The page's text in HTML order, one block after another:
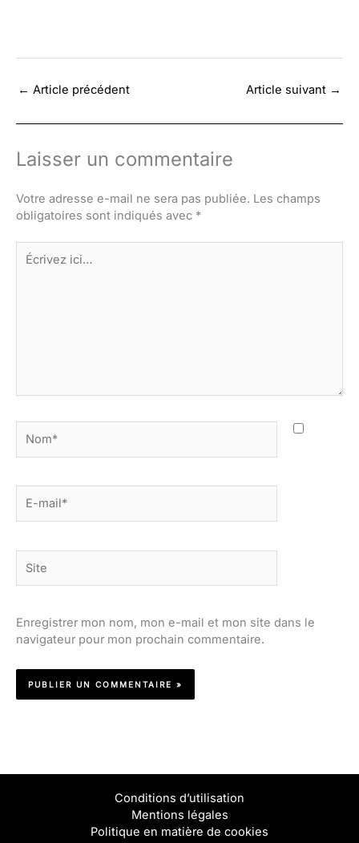
← Article précédent Article suivant →
Laisser un commentaire
Votre adresse e-mail ne sera pas publiée. Les champs
obligatoires sont indiqués avec *
Écrivez
ici…
mail*
Enregistrer mon nom, mon e-mail et mon site dans le
navigateur pour mon prochain commentaire.
Conditions d’utilisation
Mentions légales
Politique en matière de cookies